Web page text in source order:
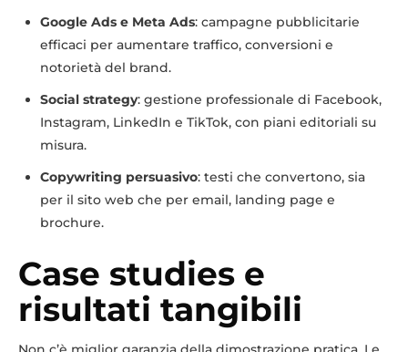
Google Ads e Meta Ads: campagne pubblicitarie
efficaci per aumentare traffico, conversioni e
notorietà del brand.
Social strategy: gestione professionale di Facebook,
Instagram, LinkedIn e TikTok, con piani editoriali su
misura.
Copywriting persuasivo: testi che convertono, sia
per il sito web che per email, landing page e
brochure.
Case studies e
risultati tangibili